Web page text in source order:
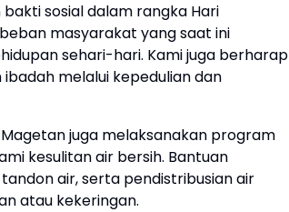
sosial dalam rangka Hari
masyarakat yang saat ini
sehari-hari. Kami juga berharap
melalui kepedulian dan
juga melaksanakan program
kesulitan air bersih. Bantuan
air, serta pendistribusian air
atau kekeringan.